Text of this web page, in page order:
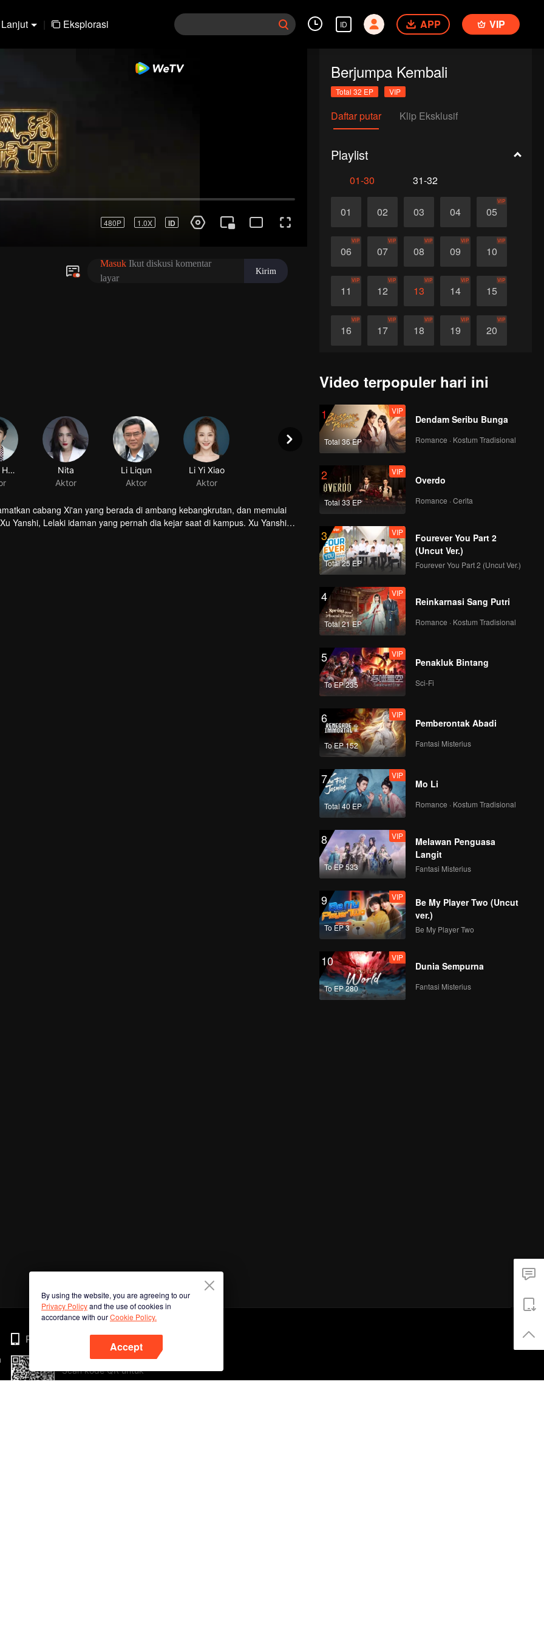
Lanjut | Eksplorasi ID APP VIP
Berjumpa Kembali
Total 32 EP VIP
Daftar putar Klip Eksklusif
Playlist
01-30 31-32
01 02 03 04 05
VIP
06
VIP
07
VIP
08
VIP
09
VIP
10
VIP
11
VIP
12
VIP
13
VIP
14
VIP
15
VIP
16
VIP
17
VIP
18
VIP
19
VIP
20
VIP
26 27
cabang Xi'an yang berada di ambang kebangkrutan, dan memulai
Yanshi, Lelaki idaman yang pernah dia kejar saat di kampus. Xu Yanshi
tetap bertahan demi mimpinya untuk menjadi seorang insinyur navigasi.
perusahaan, dan mengambil alih sendiri. Keduanya saling mendukung,
Video terpopuler hari ini
1
Total 36 EP
VIP
Dendam Seribu Bunga
Romance · Kostum Tradisional
2
Total 33 EP
VIP
Overdo
Romance · Cerita
3
Total 25 EP
VIP
Fourever You Part 2
(Uncut Ver.)
Fourever You Part 2 (Uncut Ver.)
4
Total 21 EP
VIP
Reinkarnasi Sang Putri
Romance · Kostum Tradisional
5
To EP 235
VIP
Penakluk Bintang
Sci-Fi
6
To EP 152
VIP
Pemberontak Abadi
Fantasi Misterius
7
Total 40 EP
VIP
Mo Li
Romance · Kostum Tradisional
8
To EP 533
VIP
Melawan Penguasa
Langit
Fantasi Misterius
9
To EP 3
VIP
Be My Player Two (Uncut
ver.)
Be My Player Two
10
To EP 280
VIP
Dunia Sempurna
Fantasi Misterius
By using the website, you are agreeing to our
Privacy Policyand the use of cookies in
accordance with ourCookie Policy.
Accept
Phone
Scan kode QR untuk
mengunduh sekarang!